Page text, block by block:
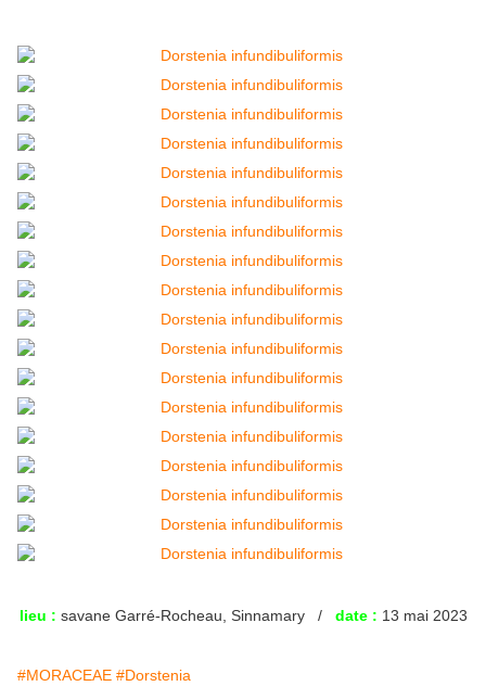
lieu : savane Garré-Rocheau, Sinnamary / date : 13 mai 2023
#MORACEAE #Dorstenia